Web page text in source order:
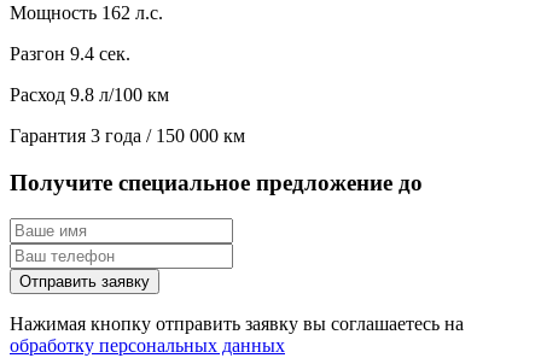
Мощность 162 л.с.
Разгон 9.4 сек.
Расход 9.8 л/100 км
Гарантия 3 года / 150 000 км
Получите специальное предложение до
Отправить заявку
Нажимая кнопку отправить заявку вы соглашаетесь на
обработку персональных данных